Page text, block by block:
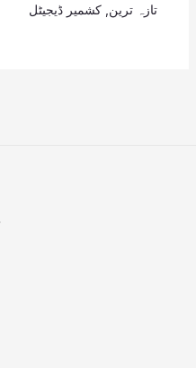
تازہ ترین کشمیر ڈیجیٹل